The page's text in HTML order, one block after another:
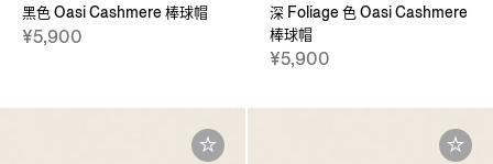
黑色 Oasi Cashmere 棒球帽
¥5,900
深 Foliage 色 Oasi Cashmere
棒球帽
¥5,900